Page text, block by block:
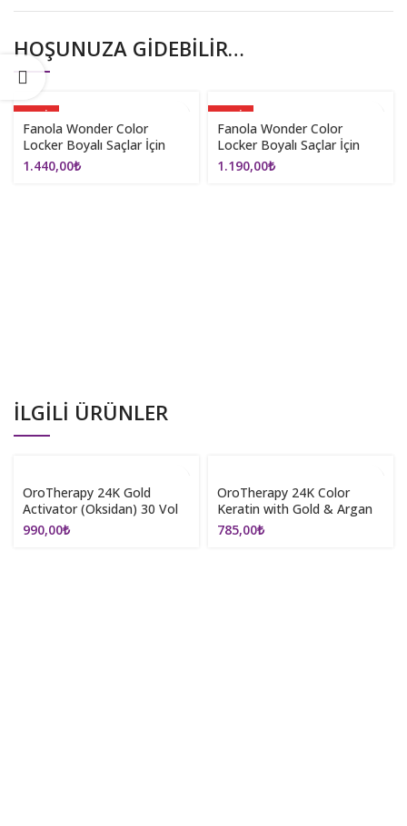
HOŞUNUZA GIDEBILIR…
YENI
Fanola Wonder Color
Locker Boyalı Saçlar İçin
Sealing Cream 200ml
1.440,00₺
YENI
Fanola Wonder Color
Locker Boyalı Saçlar İçin
Şampuan 350ml
1.190,00₺
İLGILI ÜRÜNLER
OroTherapy 24K Gold
Activator (Oksidan) 30 Vol
1000ml
990,00₺
OroTherapy 24K Color
Keratin with Gold & Argan
Oil 100ml (Ammonia Free)
6.31 Dark Blonde Sandy
785,00₺